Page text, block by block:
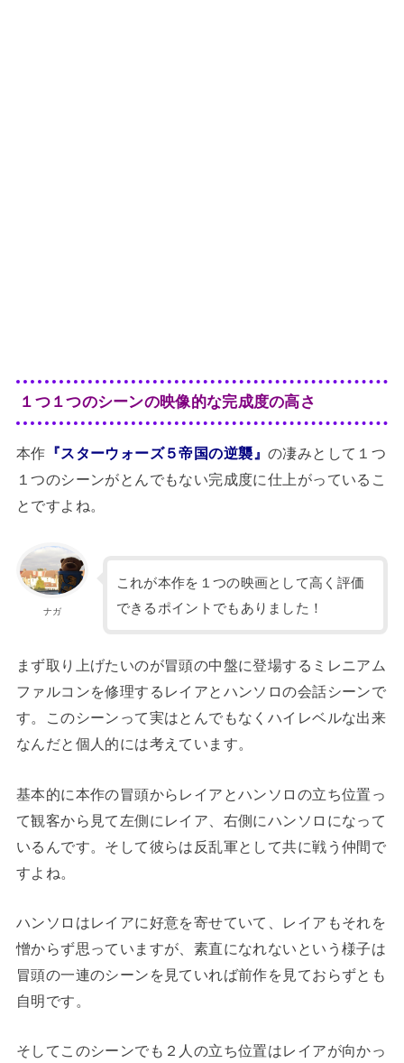
１つ１つのシーンの映像的な完成度の高さ
本作 『スターウォーズ５帝国の逆襲』 の凄みとして１つ
１つのシーンがとんでもない完成度に仕上がっているこ
とですよね。
ナガ
これが本作を１つの映画として高く評価
できるポイントでもありました！
まず取り上げたいのが冒頭の中盤に登場するミレニアム
ファルコンを修理するレイアとハンソロの会話シーンで
す。このシーンって実はとんでもなくハイレベルな出来
なんだと個人的には考えています。
基本的に本作の冒頭からレイアとハンソロの立ち位置っ
て観客から見て左側にレイア、右側にハンソロになって
いるんです。そして彼らは反乱軍として共に戦う仲間で
すよね。
ハンソロはレイアに好意を寄せていて、レイアもそれを
憎からず思っていますが、素直になれないという様子は
冒頭の一連のシーンを見ていれば前作を見ておらずとも
自明です。
そしてこのシーンでも２人の立ち位置はレイアが向かっ